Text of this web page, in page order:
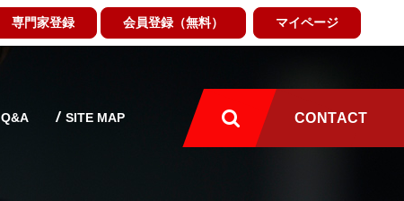
専門家登録 会員登録（無料） マイページ
Q&A SITE MAP CONTACT